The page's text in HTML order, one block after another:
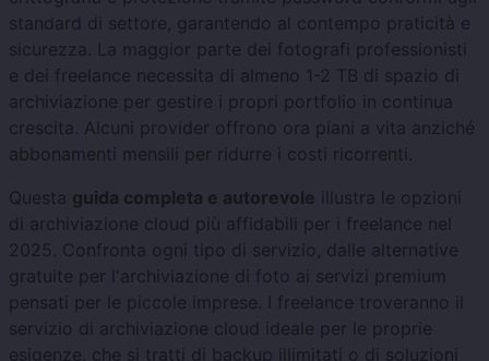
standard di settore, garantendo al contempo praticità e
sicurezza. La maggior parte dei fotografi professionisti
e dei freelance necessita di almeno 1-2 TB di spazio di
archiviazione per gestire i propri portfolio in continua
crescita. Alcuni provider offrono ora piani a vita anziché
abbonamenti mensili per ridurre i costi ricorrenti.
Questa guida completa e autorevole illustra le opzioni
di archiviazione cloud più affidabili per i freelance nel
2025. Confronta ogni tipo di servizio, dalle alternative
gratuite per l'archiviazione di foto ai servizi premium
pensati per le piccole imprese. I freelance troveranno il
servizio di archiviazione cloud ideale per le proprie
esigenze, che si tratti di backup illimitati o di soluzioni